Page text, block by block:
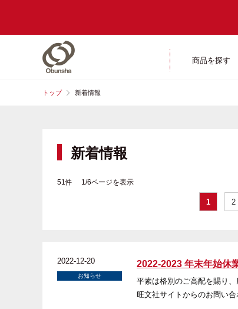
商品を探す
トップ 新着情報
新着情報
51件 1/6ページを表示
1 2
2022-12-20
お知らせ
2022-2023 年末年始休
平素は格別のご高配を賜り
旺文社サイトからのお問い